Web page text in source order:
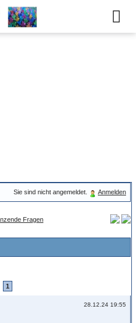
Sie sind nicht angemeldet. Anmelden
Fragen
1
28.12.24 19:55